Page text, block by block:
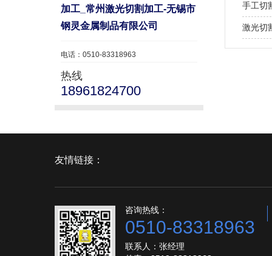
加工_常州激光切割加工-无锡市
钢灵金属制品有限公司
电话：0510-83318963
热线
18961824700
手工切
激光切
友情链接：
咨询热线：
0510-83318963
联系人：张经理